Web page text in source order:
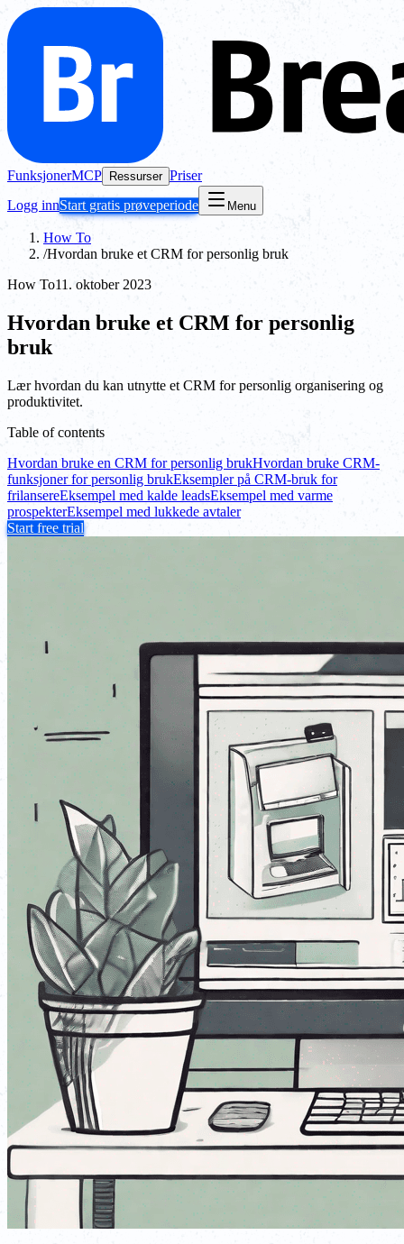
FunksjonerMCP Ressurser Priser
Logg innStart gratis prøveperiode Menu
How To
/Hvordan bruke et CRM for personlig bruk
How To11. oktober 2023
Hvordan bruke et CRM for personlig
bruk
Lær hvordan du kan utnytte et CRM for personlig organisering og
produktivitet.
Table of contents
Hvordan bruke en CRM for personlig brukHvordan bruke CRM-
funksjoner for personlig brukEksempler på CRM-bruk for
frilansereEksempel med kalde leadsEksempel med varme
prospekterEksempel med lukkede avtaler
Start free trial